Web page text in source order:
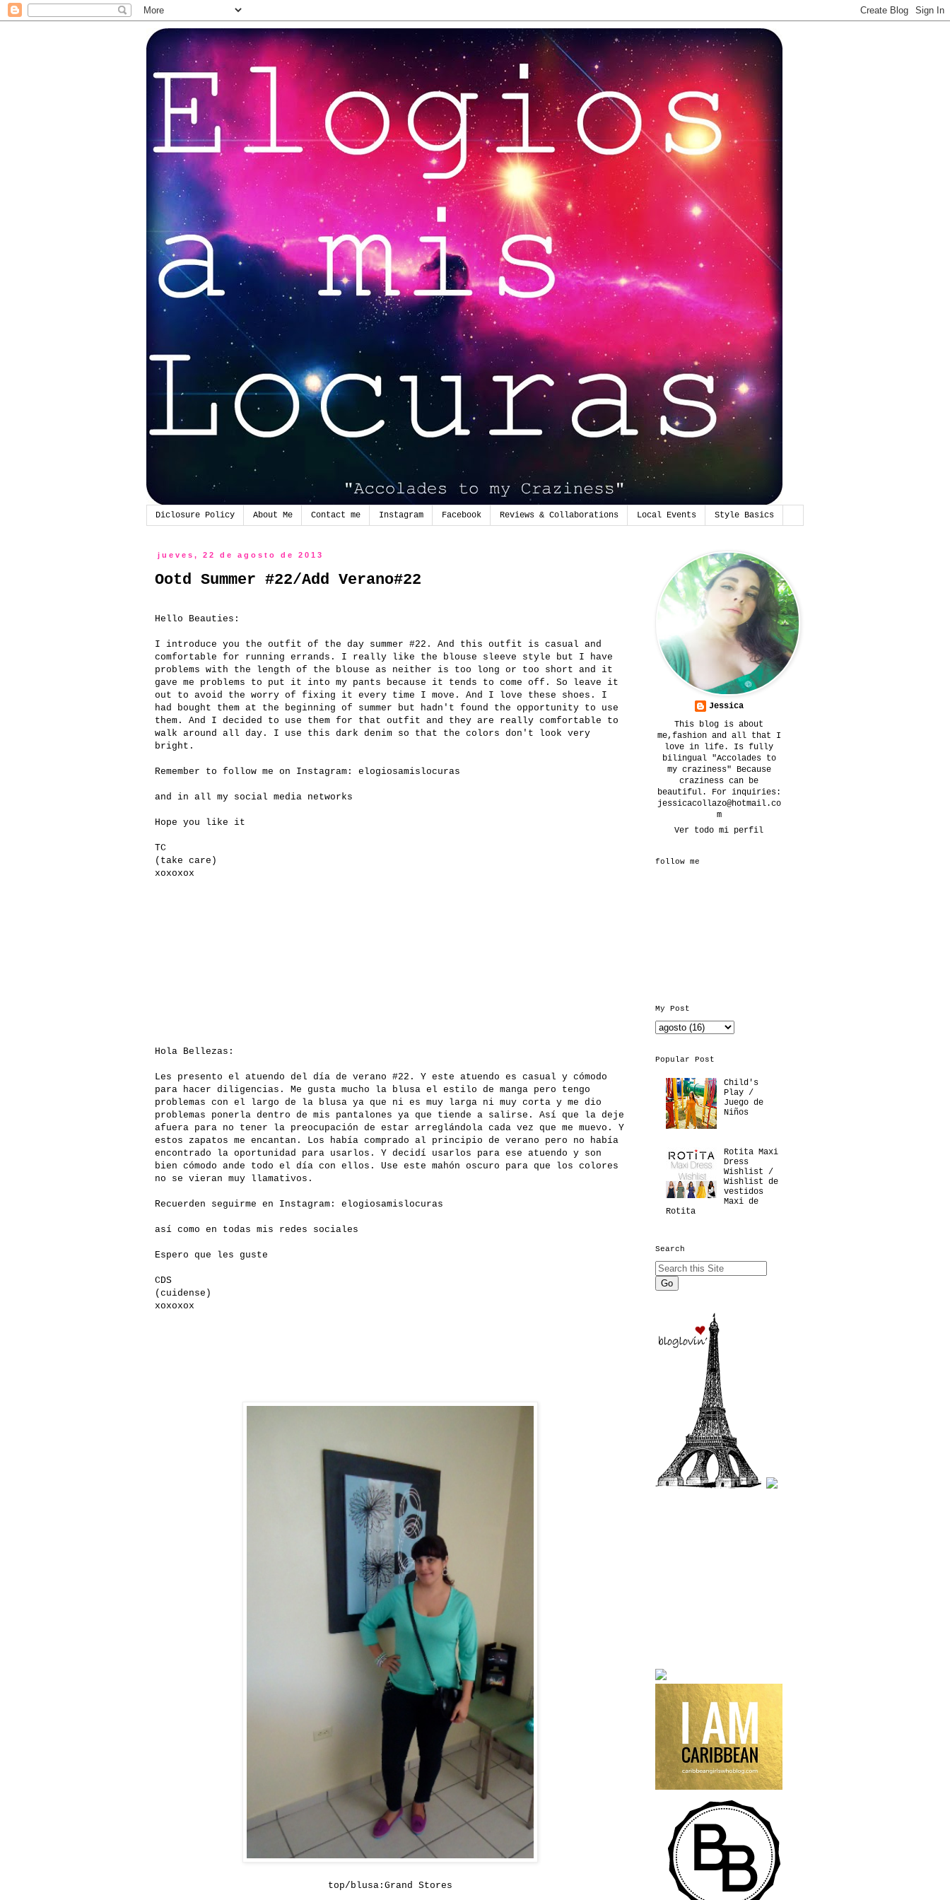
Diclosure Policy About Me Contact me Instagram Facebook Reviews & Collaborations Local Events Style Basics
jueves, 22 de agosto de 2013
Ootd Summer #22/Add Verano#22
Hello Beauties:
I introduce you the outfit of the day summer #22. And this outfit is casual and
comfortable for running errands. I really like the blouse sleeve style but I have
problems with the length of the blouse as neither is too long or too short and it
gave me problems to put it into my pants because it tends to come off. So leave it
out to avoid the worry of fixing it every time I move. And I love these shoes. I
had bought them at the beginning of summer but hadn't found the opportunity to use
them. And I decided to use them for that outfit and they are really comfortable to
walk around all day. I use this dark denim so that the colors don't look very
bright.
Remember to follow me on Instagram: elogiosamislocuras
and in all my social media networks
Hope you like it
TC
(take care)
xoxoxox
Hola Bellezas:
Les presento el atuendo del día de verano #22. Y este atuendo es casual y cómodo
para hacer diligencias. Me gusta mucho la blusa el estilo de manga pero tengo
problemas con el largo de la blusa ya que ni es muy larga ni muy corta y me dio
problemas ponerla dentro de mis pantalones ya que tiende a salirse. Así que la deje
afuera para no tener la preocupación de estar arreglándola cada vez que me muevo. Y
estos zapatos me encantan. Los había comprado al principio de verano pero no había
encontrado la oportunidad para usarlos. Y decidí usarlos para ese atuendo y son
bien cómodo ande todo el día con ellos. Use este mahón oscuro para que los colores
no se vieran muy llamativos.
Recuerden seguirme en Instagram: elogiosamislocuras
así como en todas mis redes sociales
Espero que les guste
CDS
(cuidense)
xoxoxox
top/blusa:Grand Stores
Jessica
This blog is about
me,fashion and all that I
love in life. Is fully
bilingual "Accolades to
my craziness" Because
craziness can be
beautiful. For inquiries:
jessicacollazo@hotmail.co
m
Ver todo mi perfil
follow me
My Post
Popular Post
Child's
Play /
Juego de
Niños
Rotita Maxi
Dress
Wishlist /
Wishlist de
vestidos
Maxi de
Rotita
Search